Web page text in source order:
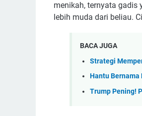
menikah, ternyata gadis
lebih muda dari beliau.
BACA JUGA
Strategi
Hantu
Trump Pening!